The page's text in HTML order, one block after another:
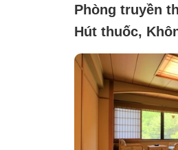
Phòng truyền
Hút thuốc,
Building:
style Room
bath and toilet,
people))